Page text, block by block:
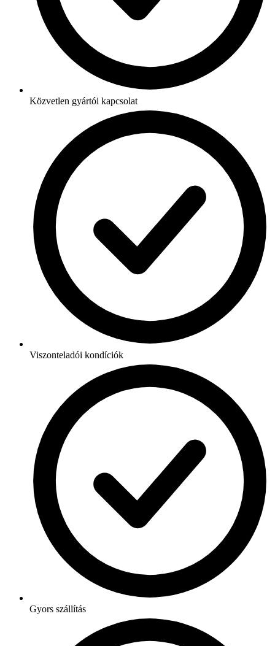
Közvetlen gyártói kapcsolat
Viszonteladói kondíciók
Gyors szállítás